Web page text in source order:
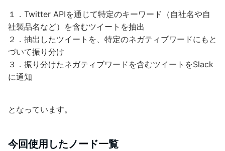
１．Twitter APIを通じて特定のキーワード（自社名や自
社製品名など）を含むツイートを抽出
２．抽出したツイートを、特定のネガティブワードにもと
づいて振り分け
３．振り分けたネガティブワードを含むツイートをSlack
に通知
となっています。
今回使用したノード一覧